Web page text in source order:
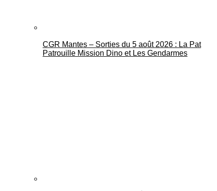
Mantes Actu
CGR Mantes – Sorties du 5 août 2026 : La Pat
Patrouille Mission Dino et Les Gendarmes